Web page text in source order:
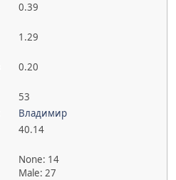
0.39
1.29
0.20
53
Владимир
40.14
None: 14
Male: 27